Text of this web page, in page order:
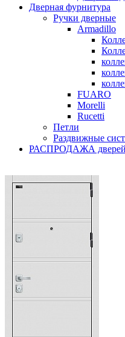
Дверная фурнитура
Ручки дверные
Armadillo
FUARO
Morelli
Rucetti
Петли
Раздвижные
РАСПРОДАЖА дверей